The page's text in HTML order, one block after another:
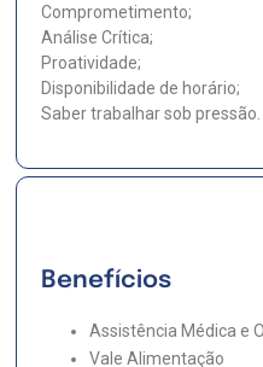
Comprometimento;
Análise Crítica;
Proatividade;
Disponibilidade de horário;
Saber trabalhar sob pressão.
Benefícios
Assistência Médica e
Vale Alimentação